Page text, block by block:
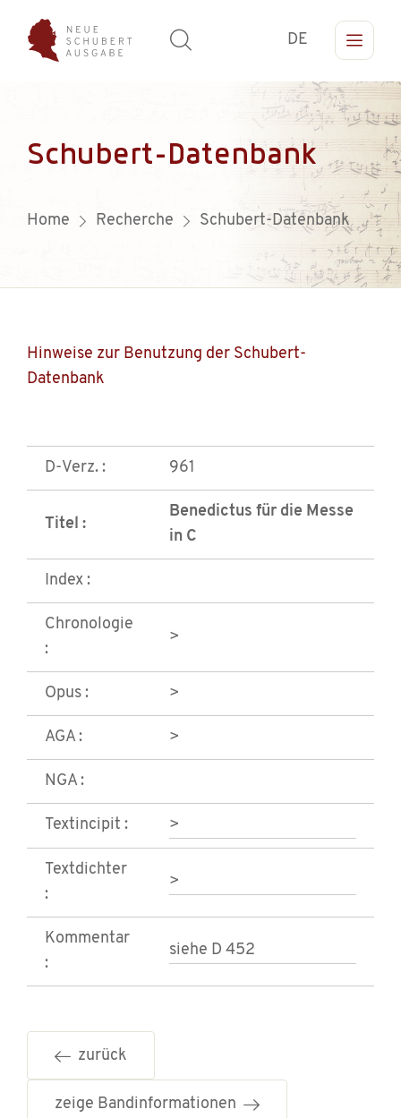
DE
Schubert-Datenbank
Home Recherche Schubert-Datenbank
Hinweise zur Benutzung der Schubert-
Datenbank
D-Verz. : 961
Titel :
Benedictus für die Messe
in C
Index :
Chronologie
:
>
Opus : >
AGA : >
NGA :
Textincipit : >
Textdichter
:
>
Kommentar
:
siehe D 452
zurück
zeige Bandinformationen